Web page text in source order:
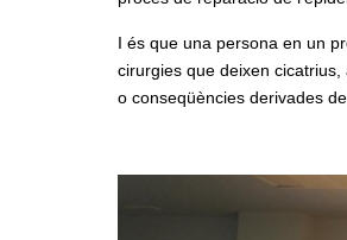
I és que una persona en un
cirurgies que deixen
o conseqüències derivades